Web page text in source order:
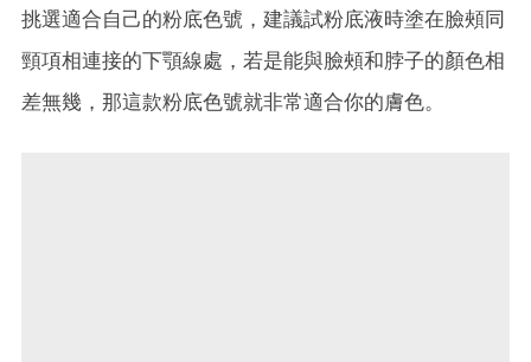
挑選適合自己的粉底色號，建議試粉底液時塗在臉頰同
頸項相連接的下顎線處，若是能與臉頰和脖子的顏色相
差無幾，那這款粉底色號就非常適合你的膚色。